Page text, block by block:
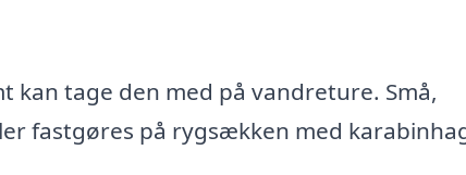
tage den med på vandreture. Små,
fastgøres på rygsækken med